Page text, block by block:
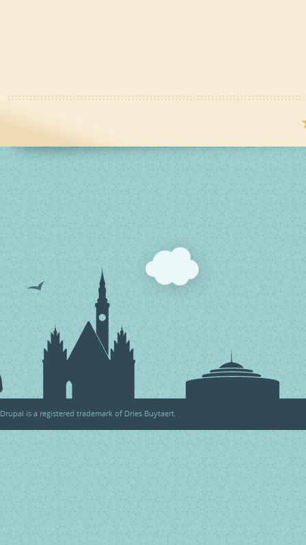
Drupal is a registered trademark of Dries Buytaert.